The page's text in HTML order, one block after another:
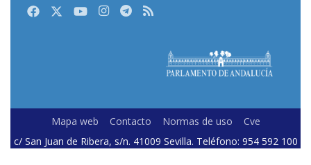
FacebookTwitterYoutubeInstagram
Telegram
RSS
Mapa web Contacto Normas de uso
Cve
c/ San Juan de Ribera, s/n. 41009 Sevilla. Teléfono: 954 592 100